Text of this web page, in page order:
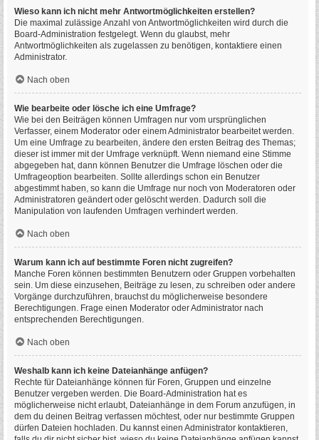
Wieso kann ich nicht mehr Antwortmöglichkeiten erstellen?
Die maximal zulässige Anzahl von Antwortmöglichkeiten wird durch die
Board-Administration festgelegt. Wenn du glaubst, mehr
Antwortmöglichkeiten als zugelassen zu benötigen, kontaktiere einen
Administrator.
Nach oben
Wie bearbeite oder lösche ich eine Umfrage?
Wie bei den Beiträgen können Umfragen nur vom ursprünglichen
Verfasser, einem Moderator oder einem Administrator bearbeitet werden.
Um eine Umfrage zu bearbeiten, ändere den ersten Beitrag des Themas;
dieser ist immer mit der Umfrage verknüpft. Wenn niemand eine Stimme
abgegeben hat, dann können Benutzer die Umfrage löschen oder die
Umfrageoption bearbeiten. Sollte allerdings schon ein Benutzer
abgestimmt haben, so kann die Umfrage nur noch von Moderatoren oder
Administratoren geändert oder gelöscht werden. Dadurch soll die
Manipulation von laufenden Umfragen verhindert werden.
Nach oben
Warum kann ich auf bestimmte Foren nicht zugreifen?
Manche Foren können bestimmten Benutzern oder Gruppen vorbehalten
sein. Um diese einzusehen, Beiträge zu lesen, zu schreiben oder andere
Vorgänge durchzuführen, brauchst du möglicherweise besondere
Berechtigungen. Frage einen Moderator oder Administrator nach
entsprechenden Berechtigungen.
Nach oben
Weshalb kann ich keine Dateianhänge anfügen?
Rechte für Dateianhänge können für Foren, Gruppen und einzelne
Benutzer vergeben werden. Die Board-Administration hat es
möglicherweise nicht erlaubt, Dateianhänge in dem Forum anzufügen, in
dem du deinen Beitrag verfassen möchtest, oder nur bestimmte Gruppen
dürfen Dateien hochladen. Du kannst einen Administrator kontaktieren,